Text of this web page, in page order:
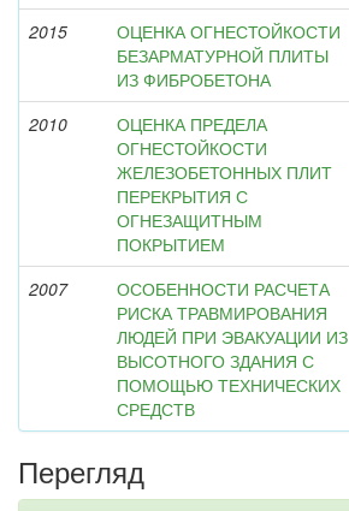
2015
ОЦЕНКА ОГНЕСТОЙКОСТИ
БЕЗАРМАТУРНОЙ ПЛИТЫ
ИЗ ФИБРОБЕТОНА
2010
ОЦЕНКА ПРЕДЕЛА
ОГНЕСТОЙКОСТИ
ЖЕЛЕЗОБЕТОННЫХ ПЛИТ
ПЕРЕКРЫТИЯ С
ОГНЕЗАЩИТНЫМ
ПОКРЫТИЕМ
2007
ОСОБЕННОСТИ РАСЧЕТА
РИСКА ТРАВМИРОВАНИЯ
ЛЮДЕЙ ПРИ ЭВАКУАЦИИ ИЗ
ВЫСОТНОГО ЗДАНИЯ С
ПОМОЩЬЮ ТЕХНИЧЕСКИХ
СРЕДСТВ
Перегляд